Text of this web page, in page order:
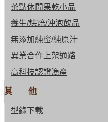
茶點休閒果乾小品
養生/烘焙/沖泡飲品
無添加純蜜/純原汁
異業合作上架通路
高科技認證漁產
其 他
型錄下載